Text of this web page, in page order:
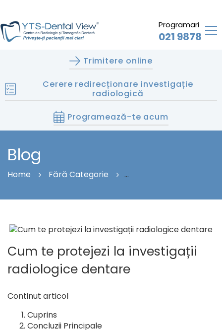
Programari
021 9878
Trimitere online
Cerere redirecționare investigație
radiologică
Programează-te acum
Blog
Home
Fără Categorie
Cum te protejezi la investigații
radiologice dentare
Continut articol
Cuprins
Concluzii Principale